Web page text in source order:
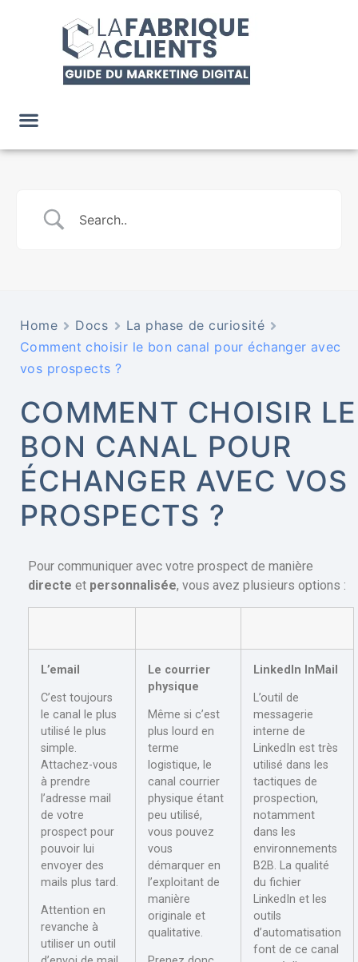
Home Docs
La phase de curiosité
Comment choisir le bon canal pour échanger avec
vos prospects ?
COMMENT CHOISIR LE
BON CANAL POUR
ÉCHANGER AVEC VOS
PROSPECTS ?
Pour communiquer avec votre prospect de manière
directe et personnalisée, vous avez plusieurs options :
L’email
C’est toujours
le canal le plus
utilisé le plus
simple.
Attachez-vous
à prendre
l’adresse mail
de votre
prospect pour
pouvoir lui
envoyer des
mails plus tard.
Attention en
revanche à
utiliser un outil
Le courrier
physique
Même si c’est
plus lourd en
terme
logistique, le
canal courrier
physique étant
peu utilisé,
vous pouvez
vous
démarquer en
l’exploitant de
manière
originale et
qualitative.
LinkedIn InMail
L’outil de
messagerie
interne de
LinkedIn est très
utilisé dans les
tactiques de
prospection,
notamment
dans les
environnements
B2B. La qualité
du fichier
LinkedIn et les
outils
d’automatisation
font de ce canal